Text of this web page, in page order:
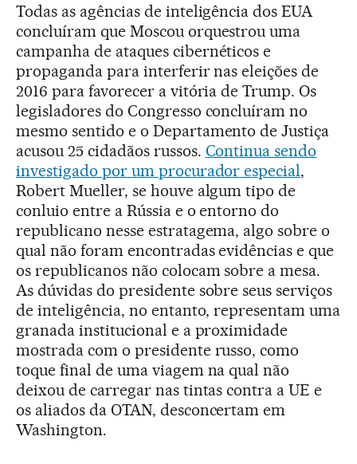
Todas as agências de inteligência dos EUA
concluíram que Moscou orquestrou uma
campanha de ataques cibernéticos e
propaganda para interferir nas eleições de
2016 para favorecer a vitória de Trump. Os
legisladores do Congresso concluíram no
mesmo sentido e o Departamento de Justiça
acusou 25 cidadãos russos. Continua sendo
investigado por um procurador especial,
Robert Mueller, se houve algum tipo de
conluio entre a Rússia e o entorno do
republicano nesse estratagema, algo sobre o
qual não foram encontradas evidências e que
os republicanos não colocam sobre a mesa.
As dúvidas do presidente sobre seus serviços
de inteligência, no entanto, representam uma
granada institucional e a proximidade
mostrada com o presidente russo, como
toque final de uma viagem na qual não
deixou de carregar nas tintas contra a UE e
os aliados da OTAN, desconcertam em
Washington.